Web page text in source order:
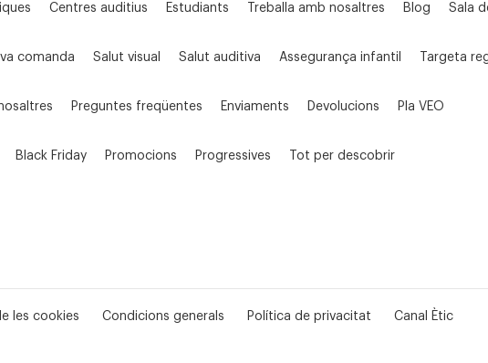
Centres auditius Estudiants Treballa amb nosaltres Blog Sala
comanda Salut visual Salut auditiva Assegurança infantil Targeta
Preguntes freqüentes Enviaments Devolucions Pla VEO
Black Friday Promocions Progressives Tot per descobrir
les cookies Condicions generals Política de privacitat Canal Ètic